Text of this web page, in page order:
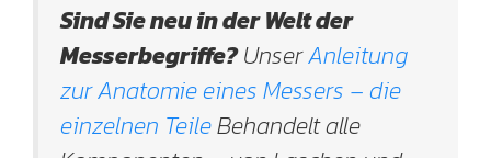
Sind Sie neu in der Welt der
Messerbegriffe?UnserAnleitung
zur Anatomie eines Messers – die
einzelnen TeileBehandelt alle